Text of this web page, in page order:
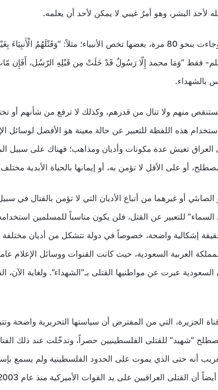
أما لفظة “قتيل” ومشتقاتها، فهي السائدة في القرآن، وجاءت بنحو 80 مرة، بعضها تخص
فقط “وَمَا محمد إِلّا رَسُولٌ قَدْ خَلَتْ مِن قَبْلِهِ الرّسُل، أَفَإِن مّاتَ
بالشهداء.
منهم ولا تنال من قدرهم، وكذلك لا ترفع من شأنهم أو
هذه اللفظة للتعبير عن حالة معينة هو الأفضل لوسائل
تعيش عدة مكونات وأديان ومذاهب؛ فهناك على سبيل
أو على الأقل لا تؤمن به، أو إيمانها بالحياة الأبدية
أو غيرهما من أتباع الأديان التي لا تؤمن بالقتال في
للتعبير عن القتل، فلن يكون مناسباً للمسلمين
إشكالية واضحة، خصوصاً في دولة تتشكل من أديان مختلفة
العربية السعودية، حيث كانت القنوات ووسائل الإعلام
عبرت عن مواطنيها القتلى بـ”الشهداء”. ولغاية الآن،
الجزيرة، التي من المفترض أن سياستها التحريرية واضحة
للقتلى الفلسطينيين حصراً، وتدخّلت عند ذلك الفتاوى
أنه حتى الذي يموت على الحدود الفلسطينية ولم يسمع